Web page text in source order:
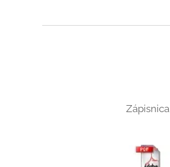
Zápisnica